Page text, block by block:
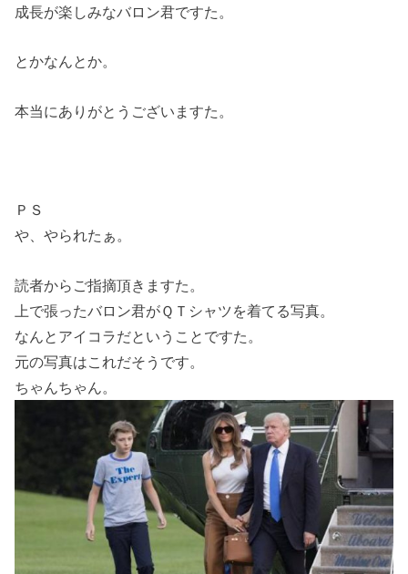
成長が楽しみなバロン君ですた。
とかなんとか。
本当にありがとうございますた。
ＰＳ
や、やられたぁ。
読者からご指摘頂きますた。
上で張ったバロン君がＱＴシャツを着てる写真。
なんとアイコラだということですた。
元の写真はこれだそうです。
ちゃんちゃん。